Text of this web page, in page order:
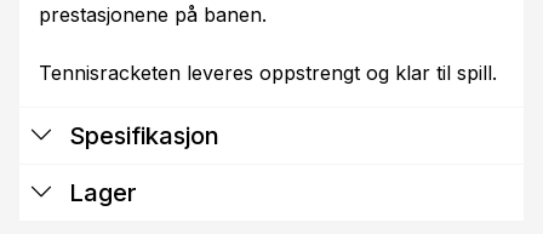
prestasjonene på banen.
Tennisracketen leveres oppstrengt og klar til spill.
Spesifikasjon
Lager